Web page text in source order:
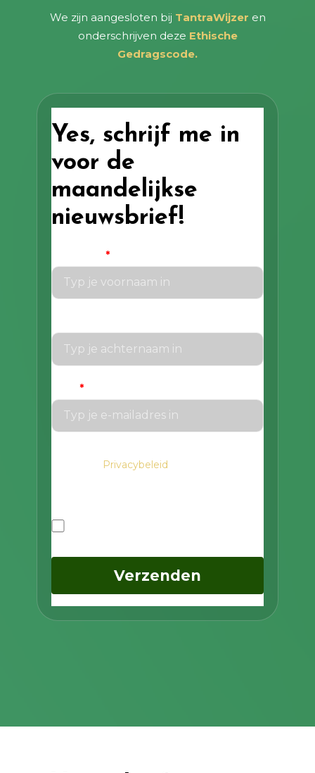
We zijn aangesloten bij TantraWijzer en
onderschrijven deze Ethische
Gedragscode.
Yes, schrijf me in
voor de
maandelijkse
nieuwsbrief!
*
*
Privacybeleid
Ik ga akkoord met het privacybeleid
Verzenden